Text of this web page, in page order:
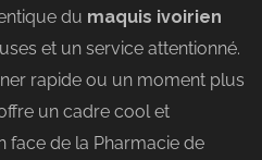
du maquis ivoirien
et un service attentionné.
rapide ou un moment plus
un cadre cool et
face de la Pharmacie de